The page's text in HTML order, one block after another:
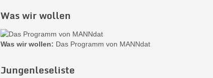
Was wir wollen
Was wir wollen: Das Programm von MANNdat
Jungenleseliste